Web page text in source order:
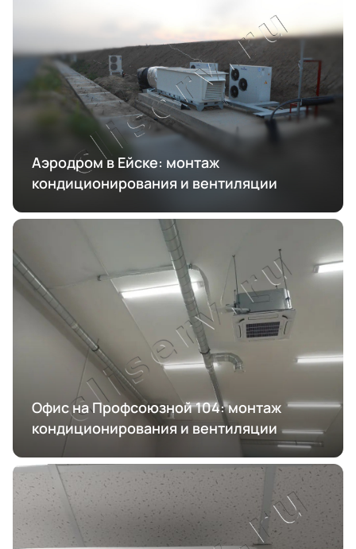
Аэродром в Ейске: монтаж
кондиционирования и вентиляции
Офис на Профсоюзной 104: монтаж
кондиционирования и вентиляции